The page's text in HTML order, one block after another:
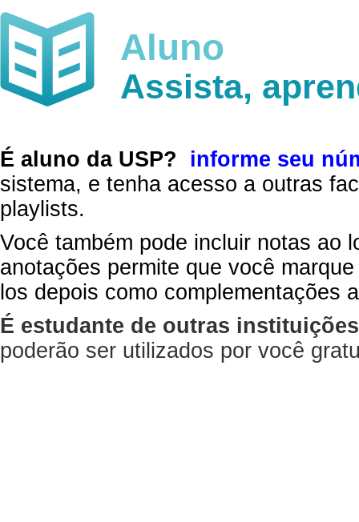
Aluno
Assista,
É aluno da USP?
informe seu
sistema, e tenha acesso a outras
playlists.
Você também pode incluir notas ao
anotações permite que você
los depois como complementações
É estudante de outras
poderão ser utilizados por você